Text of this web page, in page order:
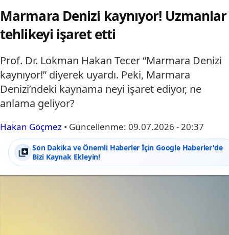
Marmara Denizi kaynıyor! Uzmanlar
tehlikeyi işaret etti
Prof. Dr. Lokman Hakan Tecer “Marmara Denizi
kaynıyor!” diyerek uyardı. Peki, Marmara
Denizi’ndeki kaynama neyi işaret ediyor, ne
anlama geliyor?
Hakan Göçmez • Güncellenme: 09.07.2026 - 20:37
Son Dakika ve Önemli Haberler İçin Google Haberler'de
Bizi Kaynak Ekleyin!